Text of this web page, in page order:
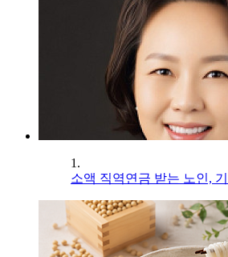
1.
소액 직역연금 받는 노인,